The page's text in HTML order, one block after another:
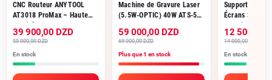
CNC Routeur ANYTOOL
AT3018 ProMax – Haute
Découpe de Précision
39 900,00 DZD
55 000,00 DZD
En stock
Machine de Gravure Laser
(5.5W-OPTIC) 40W ATS-55
ANYTOOL
59 000,00 DZD
69 000,00 DZD
Plus que 1 en stock
Support de
Écrans 3D
±15°, Charge
8KG par
12 500,00
14 000,00 DZD
En stock